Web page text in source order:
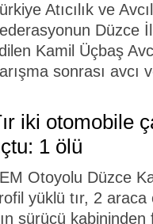
Atıcılık ve
Düzce
Kamil Üçbaş
sonrası avcı
iki otomobile
1 ölü
Otoyolu Düzce
yüklü tır, 2
sürücü